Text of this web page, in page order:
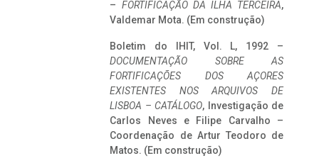
– FORTIFICAÇÃO DA ILHA TERCEIRA,
Valdemar Mota. (Em construção)
Boletim do IHIT, Vol. L, 1992 –
DOCUMENTAÇÃO SOBRE AS
FORTIFICAÇÕES DOS AÇORES
EXISTENTES NOS ARQUIVOS DE
LISBOA – CATÁLOGO, Investigação de
Carlos Neves e Filipe Carvalho –
Coordenação de Artur Teodoro de
Matos. (Em construção)